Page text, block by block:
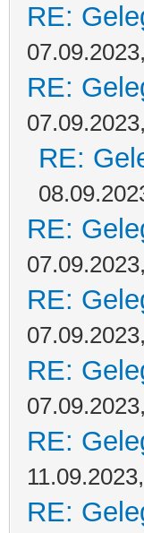
RE:
RE:
RE:
RE:
RE:
RE:
RE:
RE: